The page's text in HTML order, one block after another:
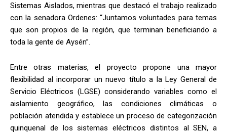
Sistemas Aislados, mientras que destacó el trabajo realizado
con la senadora Ordenes: “Juntamos voluntades para temas
que son propios de la región, que terminan beneficiando a
toda la gente de Aysén”.
Entre otras materias, el proyecto propone una mayor
flexibilidad al incorporar un nuevo título a la Ley General de
Servicio Eléctricos (LGSE) considerando variables como el
aislamiento geográfico, las condiciones climáticas o
población atendida y establece un proceso de categorización
quinquenal de los sistemas eléctricos distintos al SEN, a